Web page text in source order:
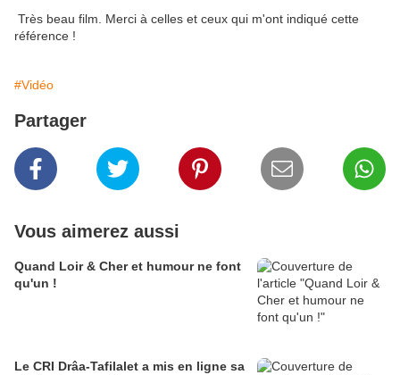
Très beau film. Merci à celles et ceux qui m'ont indiqué cette
référence !
#Vidéo
Partager
Vous aimerez aussi
Quand Loir & Cher et humour ne font
qu'un !
Le CRI Drâa-Tafilalet a mis en ligne sa